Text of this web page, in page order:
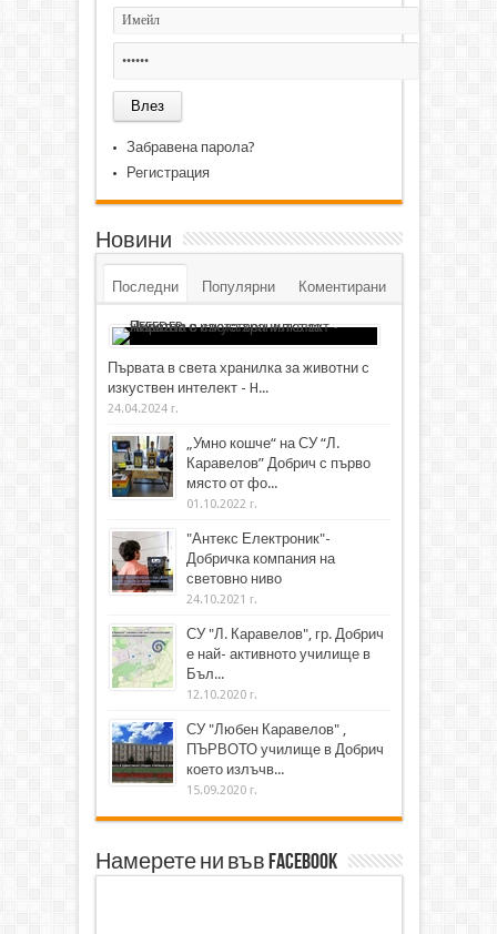
Забравена парола?
Регистрация
Новини
Последни Популярни Коментирани
Първата в света хранилка за животни с
изкуствен интелект - H...
24.04.2024 г.
„Умно кошче“ на СУ “Л.
Каравелов” Добрич с първо
място от фо...
01.10.2022 г.
"Антекс Електроник"-
Добричка компания на
световно ниво
24.10.2021 г.
СУ "Л. Каравелов", гр. Добрич
е най- активното училище в
Бъл...
12.10.2020 г.
СУ "Любен Каравелов" ,
ПЪРВОТО училище в Добрич
което излъчв...
15.09.2020 г.
Намерете ни във Facebook